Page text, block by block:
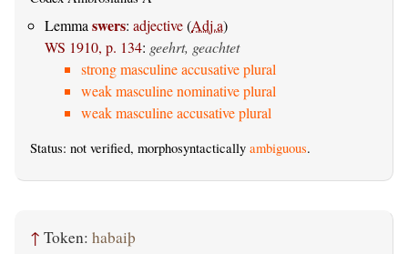
Lemmaswers: adjective(Adj.a)
WS 1910, p. 134: geehrt, geachtet
strong masculine accusative plural
weak masculine nominative plural
weak masculine accusative plural
Status: not verified, morphosyntactically ambiguous.
↑ Token: habaiþ